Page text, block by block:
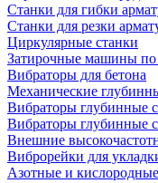
Станки для гибки
Станки для резки
Циркулярные станки
Затирочные машины по
Вибраторы для бетона
Механические
Вибраторы глубинные
Вибраторы глубинные
Внешние
Виброрейки для
Азотные и